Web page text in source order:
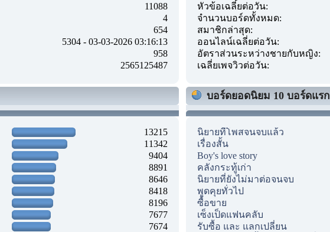
11088
4
654
5304 - 03-03-2026 03:16:13
958
2565125487
หัวข้อเฉลี่ยต่อวัน:
จำนวนบอร์ดทั้งหมด:
สมาชิกล่าสุด:
ออนไลน์เฉลี่ยต่อวัน:
อัตราส่วนระหว่างชายกับหญิง:
เฉลี่ยเพจวิวต่อวัน:
13215
11342
9404
8891
8646
8418
8196
7677
7674
บอร์ดยอดนิยม 10 บอร์ดแรก
นิยายที่โพสจนจบแล้ว
เรื่องสั้น
Boy's love story
คลังกระทู้เก่า
นิยายที่ยังไม่มาต่อจนจบ
พูดคุยทั่วไป
ซื้อขาย
เซ็งเป็ดแฟนคลับ
รับซื้อ และ แลกเปลี่ยน